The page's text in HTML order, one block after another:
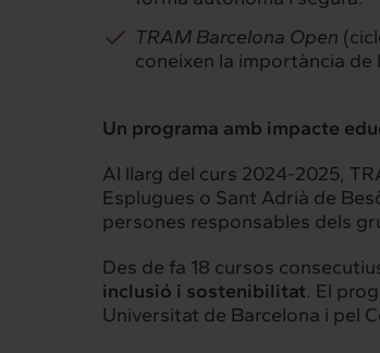
TRAM Barcelona Open
coneixen la importància
Un programa amb impacte
Al llarg del curs 2024-2025,
Esplugues o Sant Adrià de
persones responsables dels
Des de fa 18 cursos
inclusió i sostenibilitat. El
Universitat de Barcelona i pel